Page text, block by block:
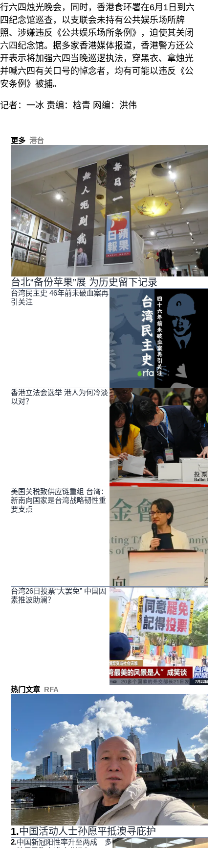
行六四烛光晚会，同时，香港食环署在6月1日到六
四纪念馆巡查，以支联会未持有公共娱乐场所牌
照、涉嫌违反《公共娱乐场所条例》，迫使其关闭
六四纪念馆。据多家香港媒体报道，香港警方还公
开表示将加强六四当晚巡逻执法，穿黑衣、拿烛光
并喊六四有关口号的悼念者，均有可能以违反《公
安条例》被捕。
记者：一冰 责编：梒青 网编：洪伟
更多 港台
台北“备份苹果”展 为历史留下记录
台湾民主史 46年前未破血案再
引关注
香港立法会选举 港人为何冷淡
以对？
美国关税致供应链重组 台湾：
新南向国家是台湾战略韧性重
要支点
台湾26日投票“大罢免” 中国因
素推波助澜？
热门文章 RFA
1.中国活动人士孙愿平抵澳寻庇护
2.中国新冠阳性率升至两成 多